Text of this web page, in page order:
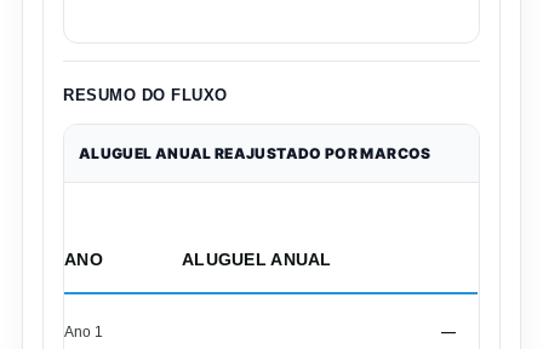
RESUMO DO FLUXO
ALUGUEL ANUAL REAJUSTADO POR MARCOS
ANO ALUGUEL ANUAL
Ano 1 —